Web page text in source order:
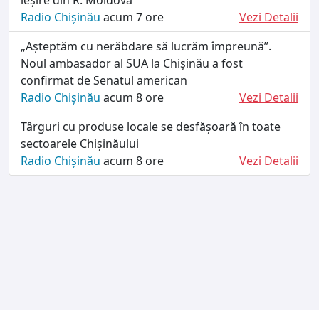
Radio Chișinău acum 7 ore
Vezi Detalii
„Așteptăm cu nerăbdare să lucrăm împreună”.
Noul ambasador al SUA la Chișinău a fost
confirmat de Senatul american
Radio Chișinău acum 8 ore
Vezi Detalii
Târguri cu produse locale se desfășoară în toate
sectoarele Chișinăului
Radio Chișinău acum 8 ore Vezi Detalii